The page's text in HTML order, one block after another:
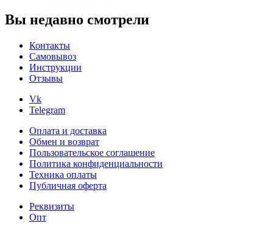
можно
Вы недавно смотрели
Контакты
Самовывоз
Инструкции
Отзывы
Vk
Telegram
Оплата и доставка
Обмен и возврат
Пользовательское соглашение
Политика конфиденциальности
Техника оплаты
Публичная оферта
Реквизиты
Опт